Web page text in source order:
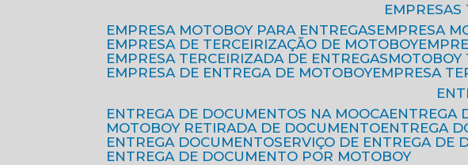
EMPRESA MOTOBOY PARA ENTREGAS
EMPRESA
EMPRESA DE TERCEIRIZAÇÃO DE MOTOBOY
EMPRESA TERCEIRIZADA DE ENTREGAS
EMPRESA DE ENTREGA DE MOTOBOY
EMPRESA
ENTREGA DE DOCUMENTOS NA MOOCA
MOTOBOY RETIRADA DE DOCUMENTO
ENTREGA
ENTREGA DOCUMENTO
SERVIÇO DE ENTREGA DE
ENTREGA DE DOCUMENTO POR MOTOBOY